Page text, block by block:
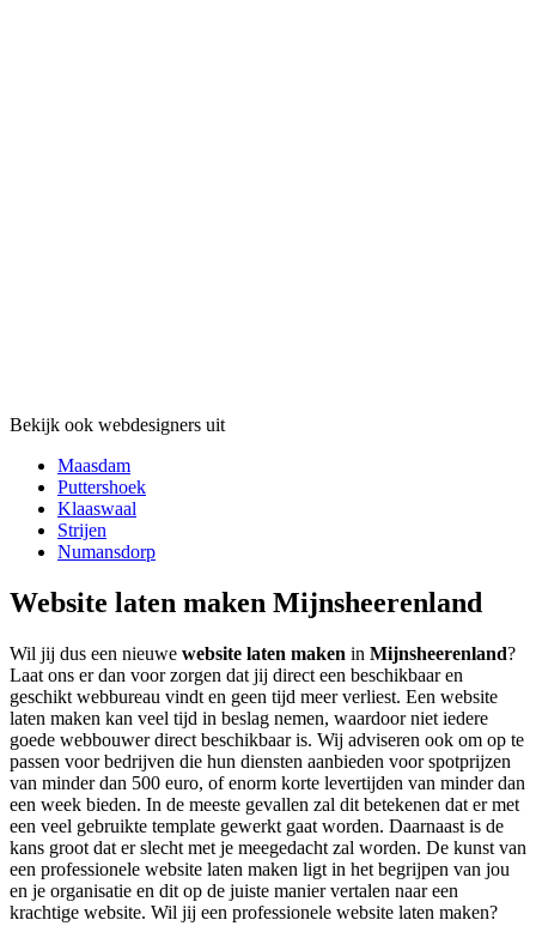
Bekijk ook webdesigners uit
Maasdam
Puttershoek
Klaaswaal
Strijen
Numansdorp
Website laten maken Mijnsheerenland
Wil jij dus een nieuwe website laten maken in Mijnsheerenland?
Laat ons er dan voor zorgen dat jij direct een beschikbaar en
geschikt webbureau vindt en geen tijd meer verliest. Een website
laten maken kan veel tijd in beslag nemen, waardoor niet iedere
goede webbouwer direct beschikbaar is. Wij adviseren ook om op te
passen voor bedrijven die hun diensten aanbieden voor spotprijzen
van minder dan 500 euro, of enorm korte levertijden van minder dan
een week bieden. In de meeste gevallen zal dit betekenen dat er met
een veel gebruikte template gewerkt gaat worden. Daarnaast is de
kans groot dat er slecht met je meegedacht zal worden. De kunst van
een professionele website laten maken ligt in het begrijpen van jou
en je organisatie en dit op de juiste manier vertalen naar een
krachtige website. Wil jij een professionele website laten maken?